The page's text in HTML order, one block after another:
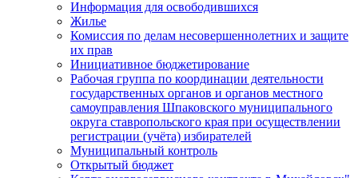
Информация для освободившихся
Жилье
Комиссия по делам несовершеннолетних и защите
их прав
Инициативное бюджетирование
Рабочая группа по координации деятельности
государственных органов и органов местного
самоуправления Шпаковского муниципального
округа ставропольского края при осуществлении
регистрации (учёта) избирателей
Муниципальный контроль
Открытый бюджет